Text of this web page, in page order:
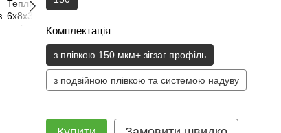
Комплектація
з плівкою 150 мкм+ зігзаг профіль
з подвійною плівкою та системою надуву